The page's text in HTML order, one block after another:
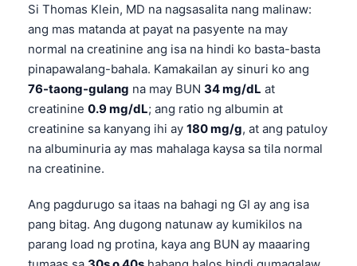
Si Thomas Klein, MD na nagsasalita nang malinaw:
ang mas matanda at payat na pasyente na may
normal na creatinine ang isa na hindi ko basta-basta
pinapawalang-bahala. Kamakailan ay sinuri ko ang
76-taong-gulang na may BUN 34 mg/dL at
creatinine 0.9 mg/dL; ang ratio ng albumin at
creatinine sa kanyang ihi ay 180 mg/g, at ang patuloy
na albuminuria ay mas mahalaga kaysa sa tila normal
na creatinine.
Ang pagdurugo sa itaas na bahagi ng GI ay ang isa
pang bitag. Ang dugong natunaw ay kumikilos na
parang load ng protina, kaya ang BUN ay maaaring